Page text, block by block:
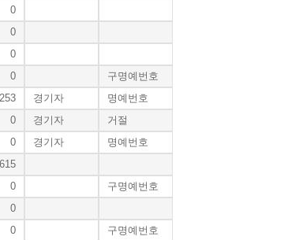
0
0
0
0
구명예번호
경기자
명예번호
0 경기자
거절
0 경기자
명예번호
615
0
구명예번호
0
0
구명예번호